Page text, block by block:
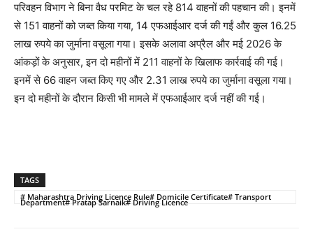
परिवहन विभाग ने बिना वैध परमिट के चल रहे 814 वाहनों की पहचान की। इनमें
से 151 वाहनों को जब्त किया गया, 14 एफआईआर दर्ज की गईं और कुल 16.25
लाख रुपये का जुर्माना वसूला गया। इसके अलावा अप्रैल और मई 2026 के
आंकड़ों के अनुसार, इन दो महीनों में 211 वाहनों के खिलाफ कार्रवाई की गई।
इनमें से 66 वाहन जब्त किए गए और 2.31 लाख रुपये का जुर्माना वसूला गया।
इन दो महीनों के दौरान किसी भी मामले में एफआईआर दर्ज नहीं की गई।
TAGS
# Maharashtra Driving Licence Rule# Domicile Certificate# Transport
Department# Pratap Sarnaik# Driving Licence